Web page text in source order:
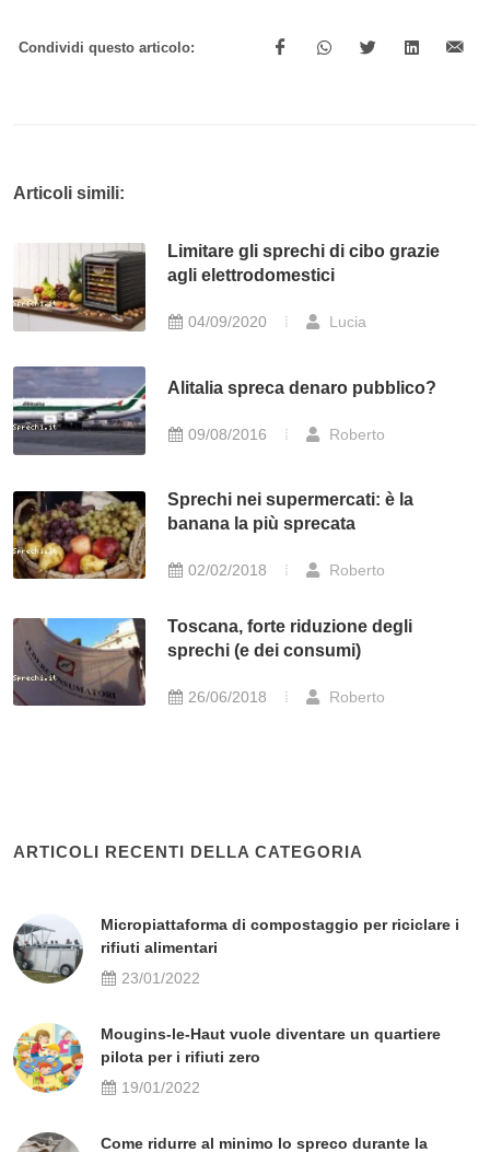
Condividi questo articolo:
Articoli simili:
Limitare gli sprechi di cibo grazie
agli elettrodomestici
04/09/2020 Lucia
Alitalia spreca denaro pubblico?
09/08/2016 Roberto
Sprechi nei supermercati: è la
banana la più sprecata
02/02/2018 Roberto
Toscana, forte riduzione degli
sprechi (e dei consumi)
26/06/2018 Roberto
ARTICOLI RECENTI DELLA CATEGORIA
Micropiattaforma di compostaggio per riciclare i
rifiuti alimentari
23/01/2022
Mougins-le-Haut vuole diventare un quartiere
pilota per i rifiuti zero
19/01/2022
Come ridurre al minimo lo spreco durante la